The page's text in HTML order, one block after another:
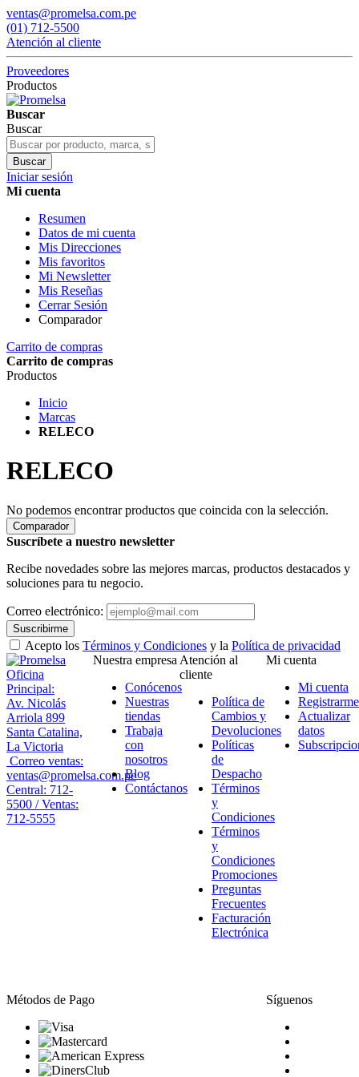
ventas@promelsa.com.pe
(01) 712-5500
Atención al cliente
Proveedores
Productos
Buscar
Buscar
Buscar
Iniciar sesión
Mi cuenta
Resumen
Datos de mi cuenta
Mis Direcciones
Mis favoritos
Mi Newsletter
Mis Reseñas
Cerrar Sesión
Comparador
Carrito de compras
Carrito de compras
Productos
Inicio
Marcas
RELECO
RELECO
No podemos encontrar productos que coincida con la selección.
Comparador
Suscríbete a nuestro newsletter
Recibe novedades sobre las mejores marcas, productos destacados y
soluciones para tu negocio.
Correo electrónico:
Suscribirme
Acepto los Términos y Condiciones y la Política de privacidad
Oficina
Principal:
Av. Nicolás
Arriola 899
Santa Catalina,
La Victoria
Correo ventas:
ventas@promelsa.com.pe
Central: 712-
5500 / Ventas:
712-5555
Nuestra empresa
Conócenos
Nuestras
tiendas
Trabaja
con
nosotros
Blog
Contáctanos
Atención al
cliente
Política de
Cambios y
Devoluciones
Políticas
de
Despacho
Términos
y
Condiciones
Términos
y
Condiciones
Promociones
Preguntas
Frecuentes
Facturación
Electrónica
Mi cuenta
Mi cuenta
Registrarme
Actualizar
datos
Métodos de Pago Síguenos